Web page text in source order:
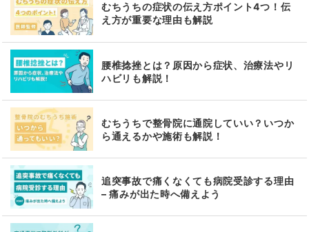
むちうちの症状の伝え方ポイント4つ！伝
え方が重要な理由も解説
腰椎捻挫とは？原因から症状、治療法やリ
ハビリも解説！
むちうちで整骨院に通院していい？いつか
ら通えるかや施術も解説！
追突事故で痛くなくても病院受診する理由
– 痛みが出た時へ備えよう